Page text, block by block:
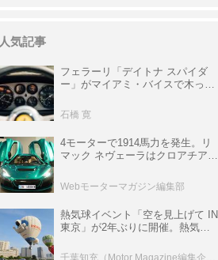
人気記事
フェラーリ「デイトナ スパイダ
ー」がマイアミ・バイスで木っ端
サ」に化けた理由
石橋 寛
4モーターで1914馬力を発生。リ
マック ネヴェーラはクロアチア発
ロニクル・完全版／115】
Webモーターマガジン編集部
熱気球イベント「空を見上げて IN
東京」が2年ぶりに開催。熱気球
室などのコンテンツも
千葉知充（Motor Magazine編集企画室）